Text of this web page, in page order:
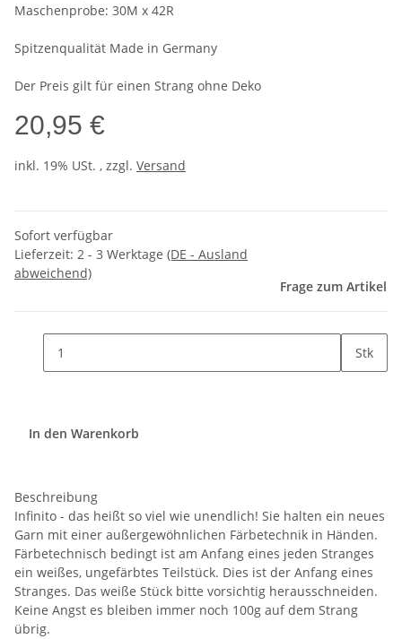
Maschenprobe: 30M x 42R
Spitzenqualität Made in Germany
Der Preis gilt für einen Strang ohne Deko
20,95 €
inkl. 19% USt. , zzgl. Versand
Sofort verfügbar
Lieferzeit: 2 - 3 Werktage (DE - Ausland
abweichend)
Frage zum Artikel
Stk
In den Warenkorb
Beschreibung
Infinito - das heißt so viel wie unendlich! Sie halten ein neues
Garn mit einer außergewöhnlichen Färbetechnik in Händen.
Färbetechnisch bedingt ist am Anfang eines jeden Stranges
ein weißes, ungefärbtes Teilstück. Dies ist der Anfang eines
Stranges. Das weiße Stück bitte vorsichtig herausschneiden.
Keine Angst es bleiben immer noch 100g auf dem Strang
übrig.